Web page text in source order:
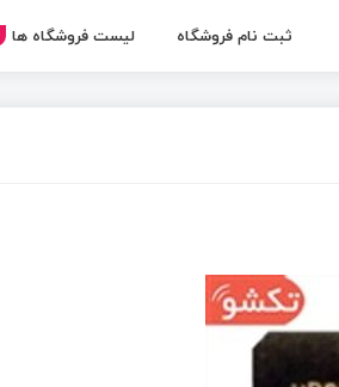
ثبت نام فروشگاه لیست فروشگاه ها